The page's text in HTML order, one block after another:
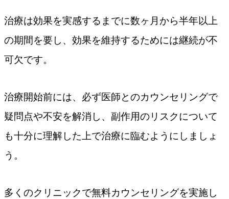
治療は効果を実感するまでに数ヶ月から半年以上
の期間を要し、効果を維持するためには継続が不
可欠です。
治療開始前には、必ず医師とのカウンセリングで
疑問点や不安を解消し、副作用のリスクについて
も十分に理解した上で治療に臨むようにしましょ
う。
多くのクリニックで無料カウンセリングを実施し